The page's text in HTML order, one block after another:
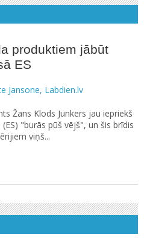
produktiem jābūt
ES
Jansone, Labdien.lv
Žans Klods Junkers jau iepriekš
"burās pūš vējš", un šis brīdis
viņš...